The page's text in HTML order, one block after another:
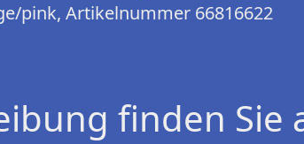
pink, Artikelnummer 66816622
finden Sie